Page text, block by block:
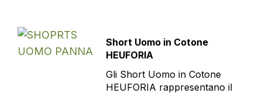
Short Uomo in Cotone
HEUFORIA
Gli Short Uomo in Cotone
HEUFORIA rappresentano il